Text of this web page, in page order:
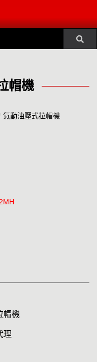
帽機
氣動油壓式拉帽機
理